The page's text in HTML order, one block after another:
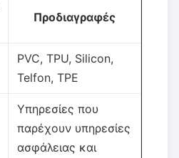
Προδιαγραφές
PVC, TPU, Silicon,
Telfon, TPE
Υπηρεσίες που
παρέχουν υπηρεσίες
ασφάλειας και